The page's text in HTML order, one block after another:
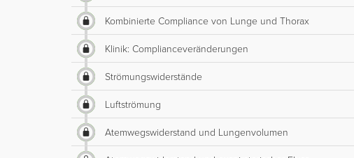
Kombinierte Compliance von Lunge und Thorax
Klinik: Complianceveränderungen
Strömungswiderstände
Luftströmung
Atemwegswiderstand und Lungenvolumen